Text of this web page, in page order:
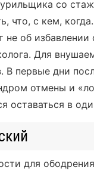
со
что, с кем,
не об избавлении
Для
В первые дни
отмены и
оставаться в
для